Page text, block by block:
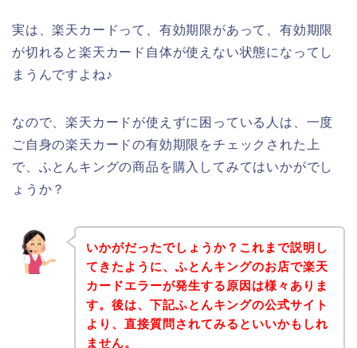
実は、楽天カードって、有効期限があって、有効期限
が切れると楽天カード自体が使えない状態になってし
まうんですよね♪
なので、楽天カードが使えずに困っている人は、一度
ご自身の楽天カードの有効期限をチェックされた上
で、ふとんキングの商品を購入してみてはいかがでし
ょうか？
いかがだったでしょうか？これまで説明し
てきたように、ふとんキングのお店で楽天
カードエラーが発生する原因は様々ありま
す。後は、下記ふとんキングの公式サイト
より、直接質問されてみるといいかもしれ
ません。